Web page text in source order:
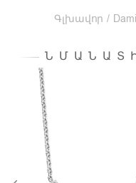
Գլխավոր /